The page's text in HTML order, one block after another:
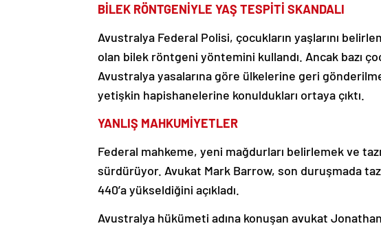
BİLEK RÖNTGENİYLE YAŞ TESPİTİ SKANDALI
Avustralya Federal Polisi, çocukların yaşlarını
olan bilek röntgeni yöntemini kullandı. Ancak bazı
Avustralya yasalarına göre ülkelerine geri
yetişkin hapishanelerine konuldukları ortaya çıktı.
YANLIŞ MAHKUMİYETLER
Federal mahkeme, yeni mağdurları belirlemek ve
sürdürüyor. Avukat Mark Barrow, son duruşmada
440’a yükseldiğini açıkladı.
Avustralya hükümeti adına konuşan avukat